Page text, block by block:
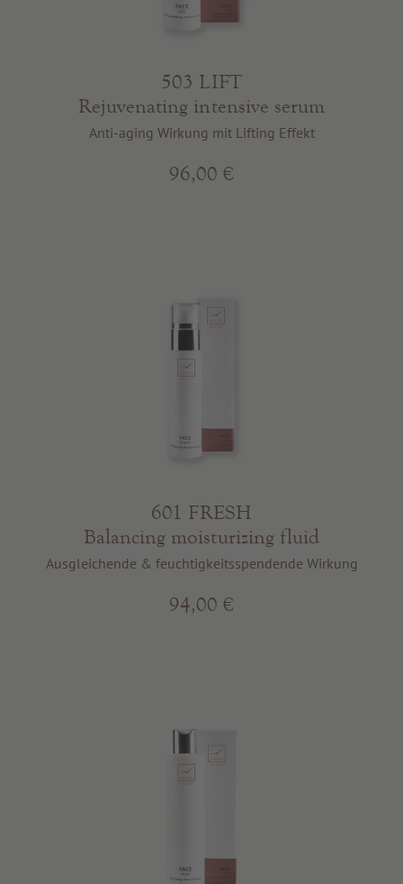
503 LIFT
Rejuvenating intensive serum
Anti-aging Wirkung mit Lifting Effekt
96,00 €
601 FRESH
Balancing moisturizing fluid
Ausgleichende & feuchtigkeitsspendende Wirkung
94,00 €